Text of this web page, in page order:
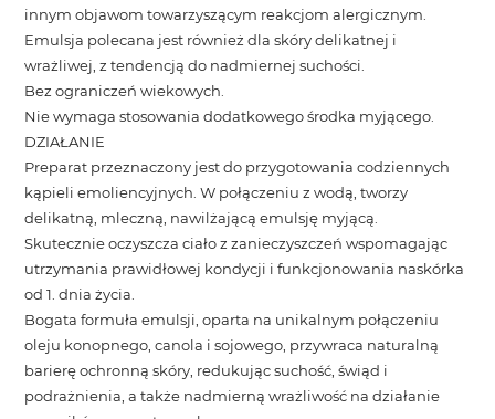
innym objawom towarzyszącym reakcjom alergicznym.
Emulsja polecana jest również dla skóry delikatnej i
wrażliwej, z tendencją do nadmiernej suchości.
Bez ograniczeń wiekowych.
Nie wymaga stosowania dodatkowego środka myjącego.
DZIAŁANIE
Preparat przeznaczony jest do przygotowania codziennych
kąpieli emoliencyjnych. W połączeniu z wodą, tworzy
delikatną, mleczną, nawilżającą emulsję myjącą.
Skutecznie oczyszcza ciało z zanieczyszczeń wspomagając
utrzymania prawidłowej kondycji i funkcjonowania naskórka
od 1. dnia życia.
Bogata formuła emulsji, oparta na unikalnym połączeniu
oleju konopnego, canola i sojowego, przywraca naturalną
barierę ochronną skóry, redukując suchość, świąd i
podrażnienia, a także nadmierną wrażliwość na działanie